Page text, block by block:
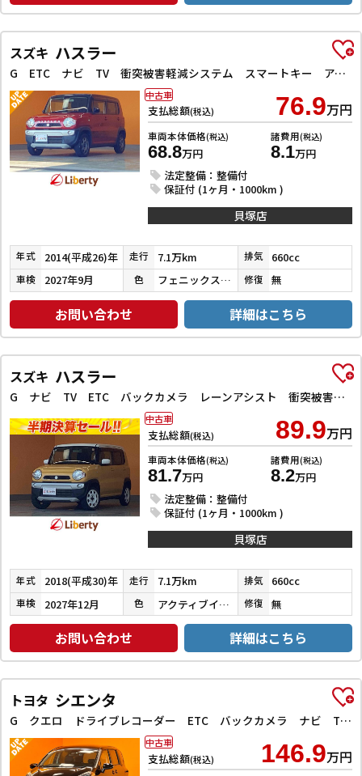
スズキ ハスラー
G ETC ナビ TV 衝突被害軽減システム スマートキー アイドリングストップ 電動格納ミラー シートヒーター ベンチシート CVT ESC CD ミュージックプレイヤー接続可 エアコン
支払総額(税込) 76.9万円
車両本体価格(税込)
68.8万円
諸費用(税込)
8.1万円
法定整備：整備付
保証付 (1ヶ月・1000km )
中古車
貝塚店
年式 2014(平成26)年 走行 7.1万km 排気 660cc
車検 2027年9月 色 フェニックスレッドパール／ブルーイッシュブラックパール３ 修復 無
お問い合わせ 詳細はこちら
スズキ ハスラー
G ナビ TV ETC バックカメラ レーンアシスト 衝突被害軽減システム スマートキー アイドリングストップ 電動格納ミラー シートヒーター ベンチシート CVT ESC CD
支払総額(税込) 89.9万円
車両本体価格(税込)
81.7万円
諸費用(税込)
8.2万円
法定整備：整備付
保証付 (1ヶ月・1000km )
中古車
貝塚店
年式 2018(平成30)年 走行 7.1万km 排気 660cc
車検 2027年12月 色 アクティブイエロー／ホワイト 修復 無
お問い合わせ 詳細はこちら
トヨタ シエンタ
G クエロ ドライブレコーダー ETC バックカメラ ナビ TV レーンアシスト 衝突被害軽減システム 両側電動スライドドア オートマチックハイビーム オートライト LEDヘッドランプ スマートキー
支払総額(税込) 146.9万円
中古車